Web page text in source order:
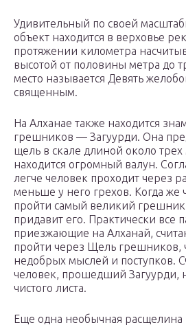
Удивительный по своей
объект находится в верховье
протяжении километра
высотой от половины метра до
место называется Девять
священным.
На Алханае также находится
грешников — Загуурди. Она
щель в скале длиной около
находится огромный валун.
легче человек проходит через
меньше у него грехов. Когда же
пройти самый великий грешник,
придавит его. Практически все
приезжающие на Алханай,
пройти через Щель грешников,
недобрых мыслей и поступков.
человек, прошедший Загуурди,
чистого листа.
Еще одна необычная расщелина